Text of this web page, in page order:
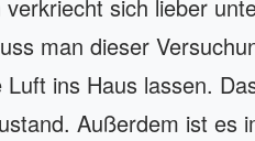
sich lieber
man dieser
ins Haus lassen.
Außerdem ist es